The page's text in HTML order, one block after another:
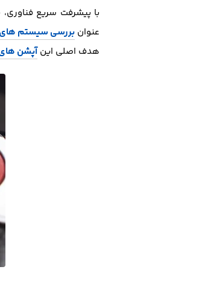
با پیشرفت سریع
عنوان بررسی سیستم های
هدف اصلی اینآپشن